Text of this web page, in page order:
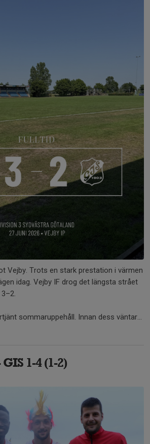
Vejby. Trots en stark prestation i värmen
idag. Vejby IF drog det längsta strået
sommaruppehåll. Innan dess väntar...
1-4 (1-2)